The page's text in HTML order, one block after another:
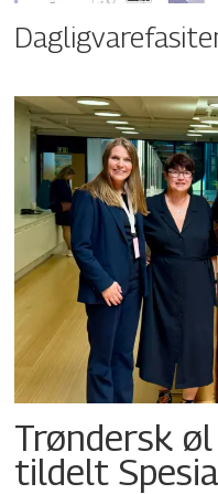
Trøndersk
tildelt